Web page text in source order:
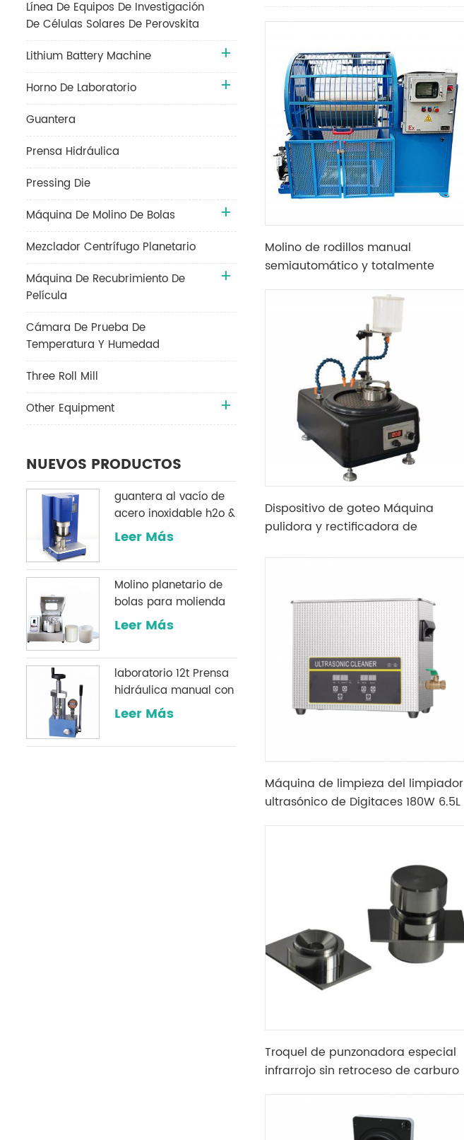
Molino de rodillos manual
semiautomático y totalmente
pantalla táctil para molienda en
húmedo o molienda en seco
Dispositivo de goteo Máquina
pulidora y rectificadora de
Máquina de limpieza del limpiador
ultrasónico de Digitaces 180W 6.5L
Troquel de punzonadora especial
infrarrojo sin retroceso de carburo
Línea De Equipos De Investigación
De Células Solares De Perovskita
Lithium Battery Machine
Horno De Laboratorio
Guantera
Prensa Hidráulica
Pressing Die
Máquina De Molino De Bolas
Mezclador Centrífugo Planetario
Máquina De Recubrimiento De
Película
Cámara De Prueba De
Temperatura Y Humedad
Three Roll Mill
Other Equipment
NUEVOS PRODUCTOS
guantera al vacío de
acero inoxidable h2o &
O2 sistema de
Leer Más
Molino planetario de
bolas para molienda
de polvo
Leer Más
laboratorio 12t Prensa
hidráulica manual con
un manómetro digital
utilizado en
Leer Más